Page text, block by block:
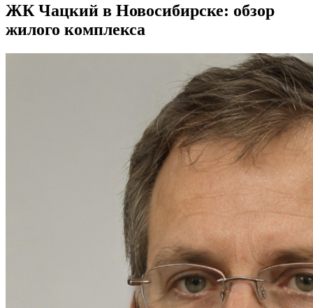
ЖК Чацкий в Новосибирске: обзор
жилого комплекса